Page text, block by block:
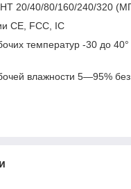
20/40/80/160/240/320
CE, FCC, IC
температур -30 до
влажности 5—95% без